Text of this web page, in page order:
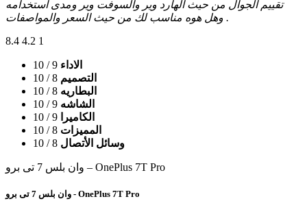
تقييم الجوال من حيث الهارد وير والسوفت وير ومدى استخدامه
وهل هوه مناسب لك من حيث السعر والمواصفات .
8.4 4.2 1
الاداء 9
/ 10
التصميم 8
/ 10
البطاريه 8
/ 10
الشاشه 9
/ 10
الكاميرا
9
/ 10
المميزات 8
/ 10
وسائل الأتصال 8
/ 10
وان بلس 7 تى برو – OnePlus 7T Pro
وان بلس 7 تى برو - OnePlus 7T Pro